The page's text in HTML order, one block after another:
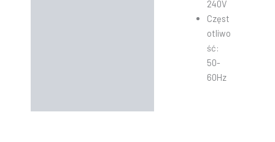
240V
Częst
otliwo
ść:
50-
60Hz